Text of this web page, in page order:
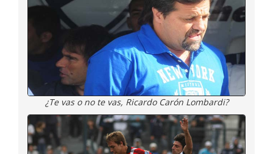
¿Te vas o no te vas, Ricardo Carón Lombardi?